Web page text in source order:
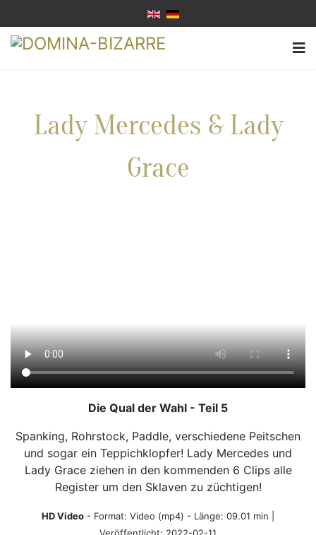
Lady Mercedes & Lady
Grace
Die Qual der Wahl - Teil 5
Spanking, Rohrstock, Paddle, verschiedene Peitschen
und sogar ein Teppichklopfer! Lady Mercedes und
Lady Grace ziehen in den kommenden 6 Clips alle
Register um den Sklaven zu züchtigen!
HD Video - Format: Video (mp4) - Länge: 09.01 min |